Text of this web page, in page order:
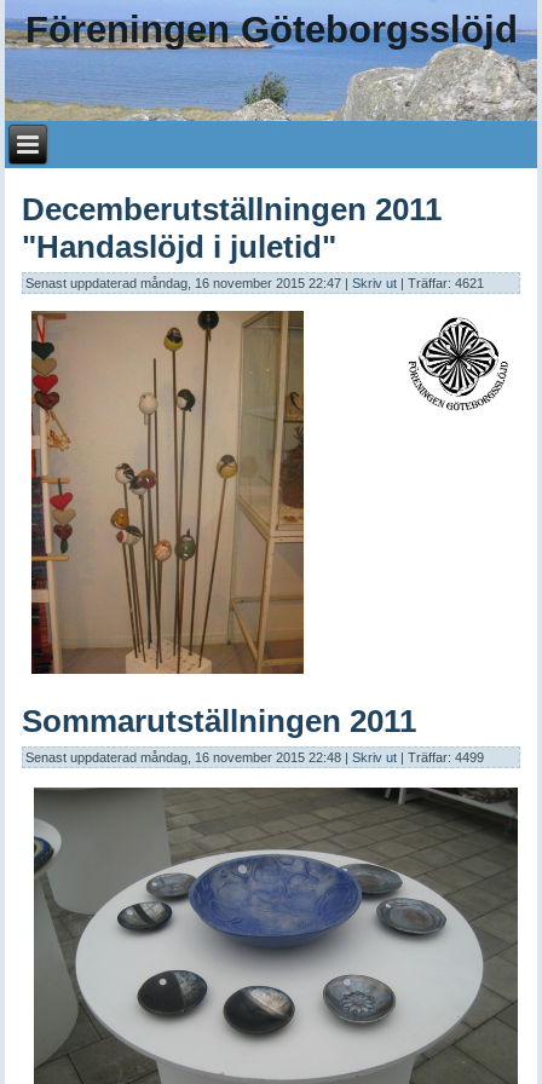
Föreningen Göteborgsslöjd
Decemberutställningen 2011
"Handaslöjd i juletid"
Senast uppdaterad måndag, 16 november 2015 22:47 |Skriv ut | Träffar: 4621
Sommarutställningen 2011
Senast uppdaterad måndag, 16 november 2015 22:48 |Skriv ut | Träffar: 4499